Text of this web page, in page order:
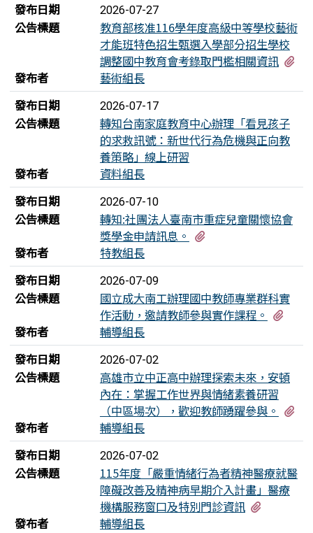
發布日期
2026-07-27
公告標題
教育部核准116學年度高級中等學校藝術
才能班特色招生甄選入學部分招生學校
調整國中教育會考錄取門檻相關資訊
發布者
藝術組長
發布日期
2026-07-17
公告標題
轉知台南家庭教育中心辦理「看見孩子
的求救訊號：新世代行為危機與正向教
養策略」線上研習
發布者
資料組長
發布日期
2026-07-10
公告標題
轉知:社團法人臺南市重症兒童關懷協會
獎學金申請訊息。
發布者
特教組長
發布日期
2026-07-09
公告標題
國立成大南工辦理國中教師專業群科實
作活動，邀請教師參與實作課程。
發布者
輔導組長
發布日期
2026-07-02
公告標題
高雄市立中正高中辦理探索未來，安頓
內在：掌握工作世界與情緒素養研習
（中區場次），歡迎教師踴躍參與。
發布者
輔導組長
發布日期
2026-07-02
公告標題
115年度「嚴重情緒行為者精神醫療就醫
障礙改善及精神病早期介入計畫」醫療
機構服務窗口及特別門診資訊
發布者
輔導組長